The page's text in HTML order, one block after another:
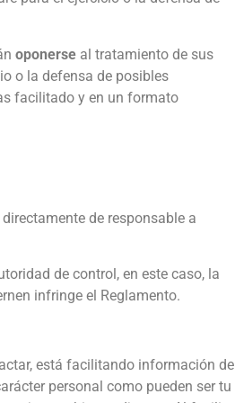
oponerse al tratamiento de sus
o la defensa de posibles
facilitado y en un formato
de responsable a
de control, en este caso, la
infringe el Reglamento.
está facilitando información de
personal como pueden ser tu